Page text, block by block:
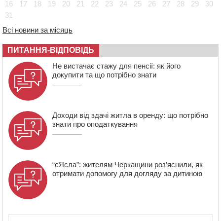
17:48
ОВА виділити кошти на дороговартісні ліки
17:15 На Уманщині судитимуть колишню очільницю відділу
освіти через закупівлю електрики за завищеною
ціною
16:40 У Черкасах провели в останню путь двох
загиблих воїнів
16
17 18 19 20 21 22 23 24 25 26 27 28 29
30
31
Всі новини за місяць
ПИТАННЯ-ВІДПОВІДЬ
Не вистачає стажу для пенсії: як його
докупити та що потрібно знати
Доходи від здачі житла в оренду: що потрібно
знати про оподаткування
“єЯсла”: жителям Черкащини роз’яснили, як
отримати допомогу для догляду за дитиною